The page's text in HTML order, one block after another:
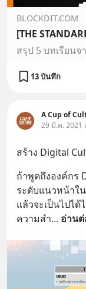
BLOCKDIT.COM
13 บันทึก
A Cup of
29 มี.ค. 2021
สร้าง Digital
ถ้าพูดถึงองค์กร
ระดับแนวหน้าใ
แล้วจะเป็นไปได้
ความสำ... อ่าน